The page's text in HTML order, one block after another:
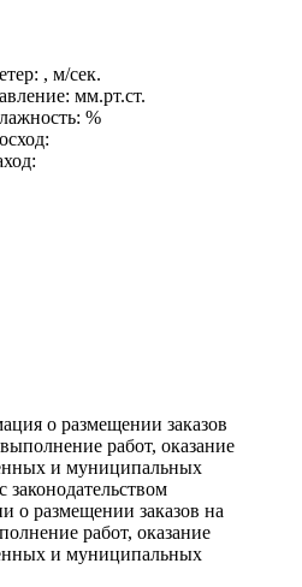
, м/сек.
мм.рт.ст.
%
о размещении заказов
работ, оказание
и муниципальных
законодательством
о размещении заказов на
работ, оказание
и муниципальных